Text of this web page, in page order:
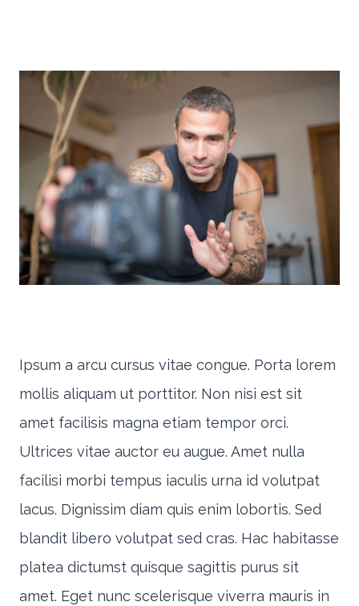
Ipsum a arcu cursus vitae congue. Porta lorem
mollis aliquam ut porttitor. Non nisi est sit
amet facilisis magna etiam tempor orci.
Ultrices vitae auctor eu augue. Amet nulla
facilisi morbi tempus iaculis urna id volutpat
lacus. Dignissim diam quis enim lobortis. Sed
blandit libero volutpat sed cras. Hac habitasse
platea dictumst quisque sagittis purus sit
amet. Eget nunc scelerisque viverra mauris in